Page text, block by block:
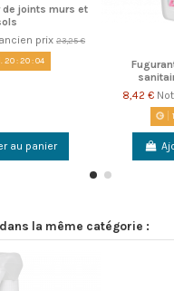
de joints murs et
prix 23,25 €
20:20:03
au panier
8,42 €
la même catégorie :